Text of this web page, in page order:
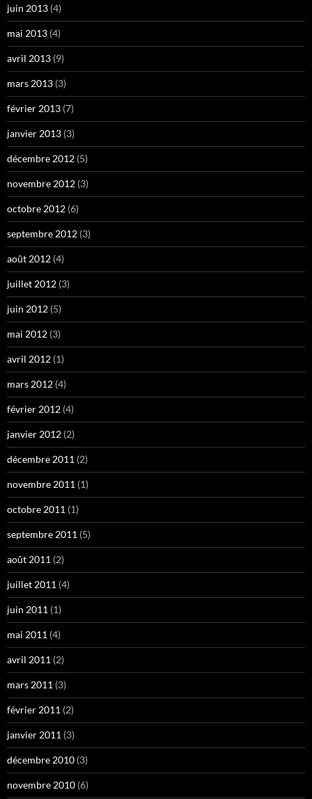
juin 2013 (4)
mai 2013 (4)
avril 2013 (9)
mars 2013 (3)
février 2013 (7)
janvier 2013 (3)
décembre 2012 (5)
novembre 2012 (3)
octobre 2012 (6)
septembre 2012 (3)
août 2012 (4)
juillet 2012 (3)
juin 2012 (5)
mai 2012 (3)
avril 2012 (1)
mars 2012 (4)
février 2012 (4)
janvier 2012 (2)
décembre 2011 (2)
novembre 2011 (1)
octobre 2011 (1)
septembre 2011 (5)
août 2011 (2)
juillet 2011 (4)
juin 2011 (1)
mai 2011 (4)
avril 2011 (2)
mars 2011 (3)
février 2011 (2)
janvier 2011 (3)
décembre 2010 (3)
novembre 2010 (6)